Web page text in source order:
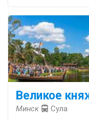
Великое
Минск Сула